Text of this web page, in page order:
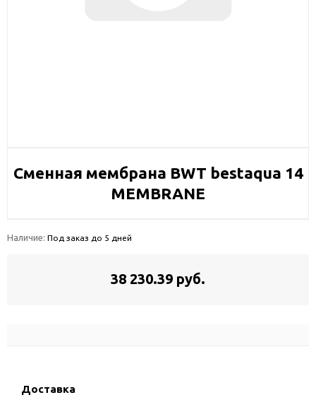
Сменная мембрана BWT bestaqua 14
MEMBRANE
Наличие: Под заказ до 5 дней
38 230.39 руб.
Доставка